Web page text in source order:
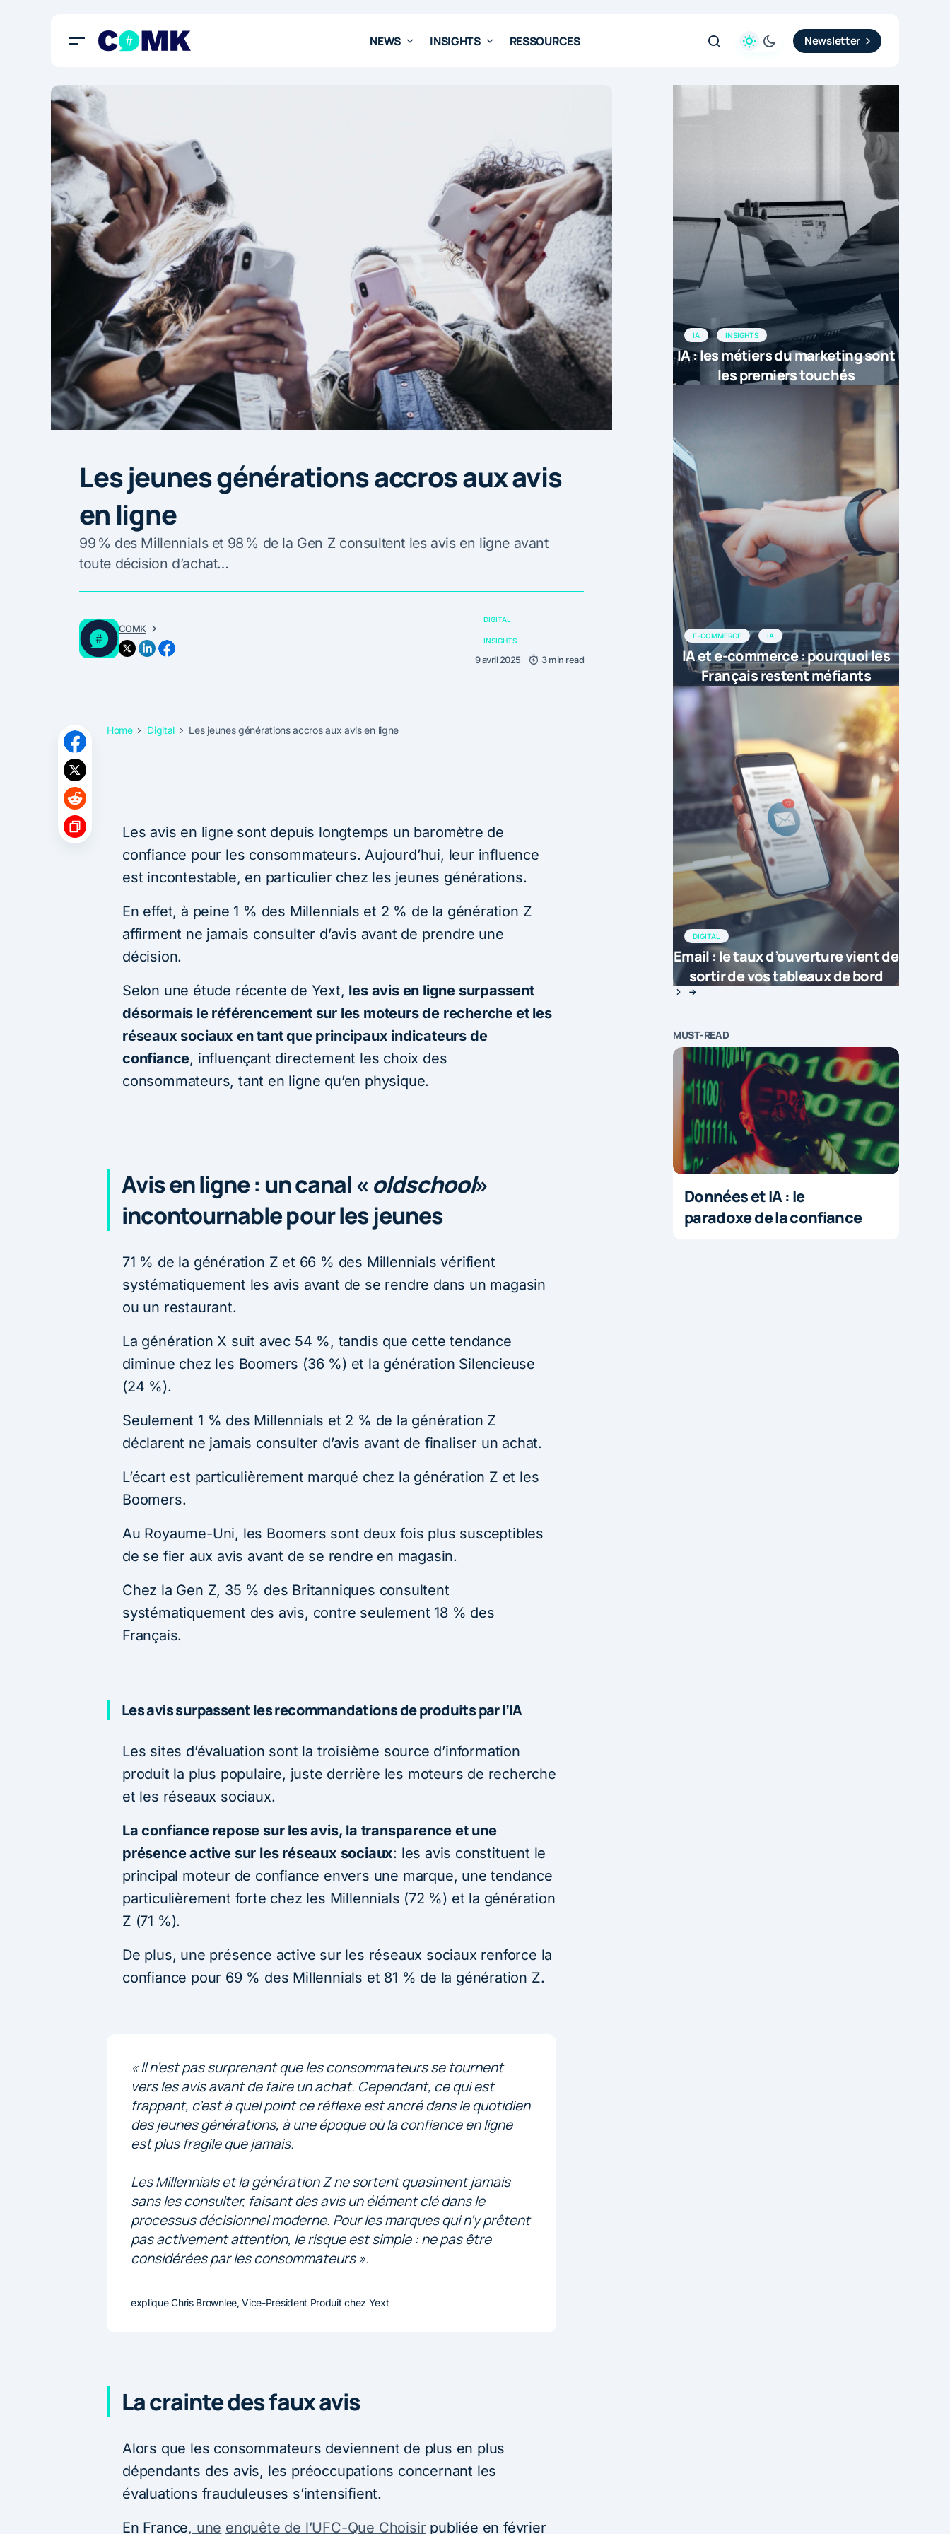
NEWS INSIGHTS RESSOURCES Newsletter
Les jeunes générations accros aux avis
en ligne
99 % des Millennials et 98 % de la Gen Z consultent les avis en ligne avant
toute décision d’achat…
COMK
DIGITAL
INSIGHTS
9 avril 2025 3 min read
Home Digital Les jeunes générations accros aux avis en ligne
Les avis en ligne sont depuis longtemps un baromètre de
confiance pour les consommateurs. Aujourd’hui, leur influence
est incontestable, en particulier chez les jeunes générations.
En effet, à peine 1 % des Millennials et 2 % de la génération Z
affirment ne jamais consulter d’avis avant de prendre une
décision.
Selon une étude récente de Yext, les avis en ligne surpassent
désormais le référencement sur les moteurs de recherche et les
réseaux sociaux en tant que principaux indicateurs de
confiance, influençant directement les choix des
consommateurs, tant en ligne qu’en physique.
Avis en ligne : un canal «oldschool»
incontournable pour les jeunes
71 % de la génération Z et 66 % des Millennials vérifient
systématiquement les avis avant de se rendre dans un magasin
ou un restaurant.
La génération X suit avec 54 %, tandis que cette tendance
diminue chez les Boomers (36 %) et la génération Silencieuse
(24 %).
Seulement 1 % des Millennials et 2 % de la génération Z
déclarent ne jamais consulter d’avis avant de finaliser un achat.
L’écart est particulièrement marqué chez la génération Z et les
Boomers.
Au Royaume-Uni, les Boomers sont deux fois plus susceptibles
de se fier aux avis avant de se rendre en magasin.
Chez la Gen Z, 35 % des Britanniques consultent
systématiquement des avis, contre seulement 18 % des
Français.
Les avis surpassent les recommandations de produits par l’IA
Les sites d’évaluation sont la troisième source d’information
produit la plus populaire, juste derrière les moteurs de recherche
et les réseaux sociaux.
La confiance repose sur les avis, la transparence et une
présence active sur les réseaux sociaux: les avis constituent le
principal moteur de confiance envers une marque, une tendance
particulièrement forte chez les Millennials (72 %) et la génération
Z (71 %).
De plus, une présence active sur les réseaux sociaux renforce la
confiance pour 69 % des Millennials et 81 % de la génération Z.
« Il n’est pas surprenant que les consommateurs se tournent
vers les avis avant de faire un achat. Cependant, ce qui est
frappant, c’est à quel point ce réflexe est ancré dans le quotidien
des jeunes générations, à une époque où la confiance en ligne
est plus fragile que jamais.
Les Millennials et la génération Z ne sortent quasiment jamais
sans les consulter, faisant des avis un élément clé dans le
processus décisionnel moderne. Pour les marques qui n’y prêtent
pas activement attention, le risque est simple : ne pas être
considérées par les consommateurs ».
explique Chris Brownlee, Vice-Président Produit chez Yext
La crainte des faux avis
Alors que les consommateurs deviennent de plus en plus
dépendants des avis, les préoccupations concernant les
évaluations frauduleuses s’intensifient.
En France, une enquête de l’UFC-Que Choisir publiée en février
IA INSIGHTS
IA : les métiers du marketing sont
les premiers touchés
E-COMMERCE IA
IA et e-commerce : pourquoi les
Français restent méfiants
DIGITAL
Email : le taux d’ouverture vient de
sortir de vos tableaux de bord
MUST-READ
Données et IA : le
paradoxe de la confiance